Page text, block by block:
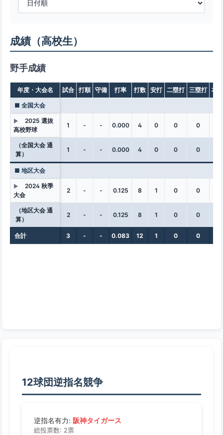
成績（高校生）
野手成績
年度・大会名 試合 打順 守備 打率 打数 安打 二塁打 三塁打 本
■ 全国大会
▶
2025 選抜
高校野球
1 - - 0.000 4 0 0 0
（全国大会 通
算）
1 - - 0.000 4 0 0 0
■ 地区大会
▶
2024 秋季
大会
2 - - 0.125 8 1 0 0
（地区大会 通
算）
2 - - 0.125 8 1 0 0
合計 3 - - 0.083 12 1 0 0
12球団逆指名競争
逆指名有力: 阪神タイガース
総投票数: 2票